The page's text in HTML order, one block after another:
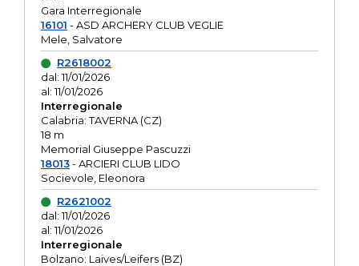
Gara Interregionale
16101 - ASD ARCHERY CLUB VEGLIE
Mele, Salvatore
R2618002
dal: 11/01/2026
al: 11/01/2026
Interregionale
Calabria: TAVERNA (CZ)
18 m
Memorial Giuseppe Pascuzzi
18013- ARCIERI CLUB LIDO
Socievole, Eleonora
R2621002
dal: 11/01/2026
al: 11/01/2026
Interregionale
Bolzano: Laives/Leifers (BZ)